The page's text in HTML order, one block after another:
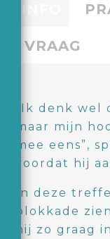
VRAAG
“Ik denk
maar mijn
mee eens”,
voordat hij
In deze
blokkade
hij zo graag